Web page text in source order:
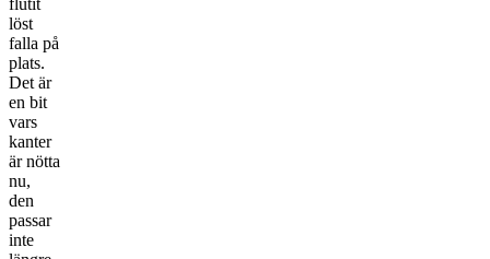
löst
falla på
plats.
Det är
en bit
vars
kanter
är nötta
nu,
den
passar
inte